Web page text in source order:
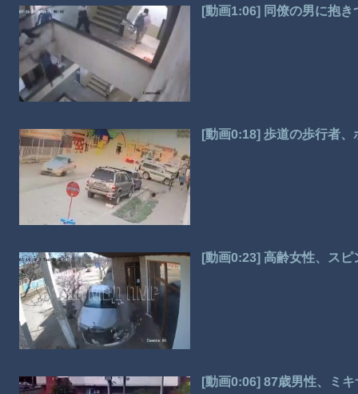
[動画1:06] 同僚の男に抱
[動画0:18] 歩道の歩行者
[動画0:23] 高齢女性、ス
[動画0:06] 87歳男性、ミ